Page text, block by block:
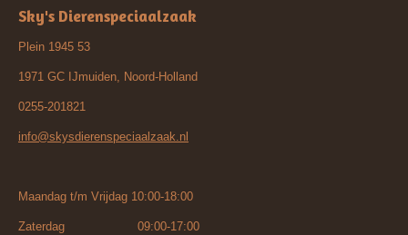
Sky's Dierenspeciaalzaak
Plein 1945 53
1971 GC IJmuiden, Noord-Holland
0255-201821
info@skysdierenspeciaalzaak.nl
Maandag t/m Vrijdag 10:00-18:00
Zaterdag 09:00-17:00